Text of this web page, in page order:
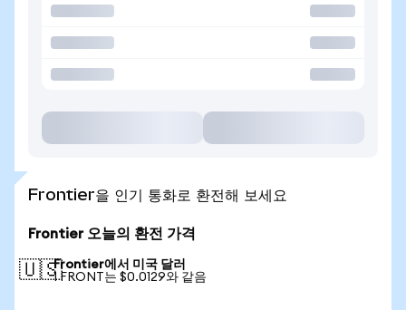
Frontier을 인기 통화로 환전해 보세요
Frontier 오늘의 환전 가격
🇺🇸Frontier에서 미국 달러
1 FRONT는 $0.0129와 같음